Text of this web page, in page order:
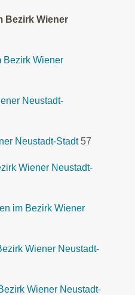
Bezirk Wiener
Bezirk Wiener
Neustadt-
Neustadt-Stadt 57
Wiener Neustadt-
im Bezirk Wiener
Wiener Neustadt-
Wiener Neustadt-